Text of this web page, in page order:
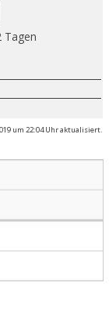
Tagen
um 22:04 Uhr aktualisiert.